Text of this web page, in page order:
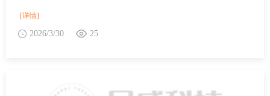
[详情]
2026/3/30 25